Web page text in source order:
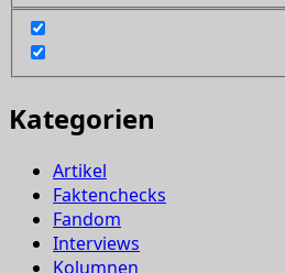
Kategorien
Artikel
Faktenchecks
Fandom
Interviews
Kolumnen